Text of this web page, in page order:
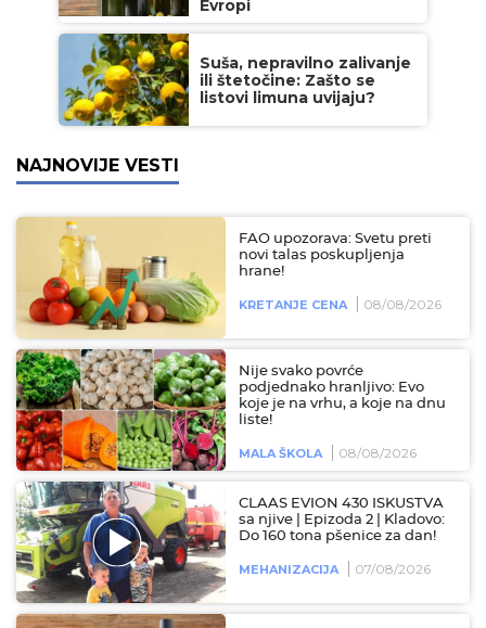
Evropi
Suša, nepravilno zalivanje
ili štetočine: Zašto se
listovi limuna uvijaju?
NAJNOVIJE VESTI
FAO upozorava: Svetu preti
novi talas poskupljenja
hrane!
KRETANJE CENA 08/08/2026
Nije svako povrće
podjednako hranljivo: Evo
koje je na vrhu, a koje na dnu
liste!
MALA ŠKOLA 08/08/2026
CLAAS EVION 430 ISKUSTVA
sa njive | Epizoda 2 | Kladovo:
Do 160 tona pšenice za dan!
MEHANIZACIJA 07/08/2026